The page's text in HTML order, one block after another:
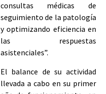
consultas médicas de
seguimiento de la patología
y optimizando eficiencia en
las respuestas
asistenciales”.
El balance de su actividad
llevada a cabo en su primer